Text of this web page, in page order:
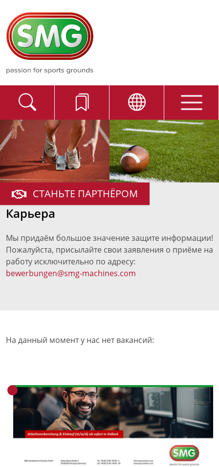
СТАНЬТЕ ПАРТНЁРОМ
Карьера
Мы придаём большое значение защите информации!
Пожалуйста, присылайте свои заявления о приёме на
работу исключительно по адресу:
bewerbungen@smg-machines.com
На данный момент у нас нет вакансий: